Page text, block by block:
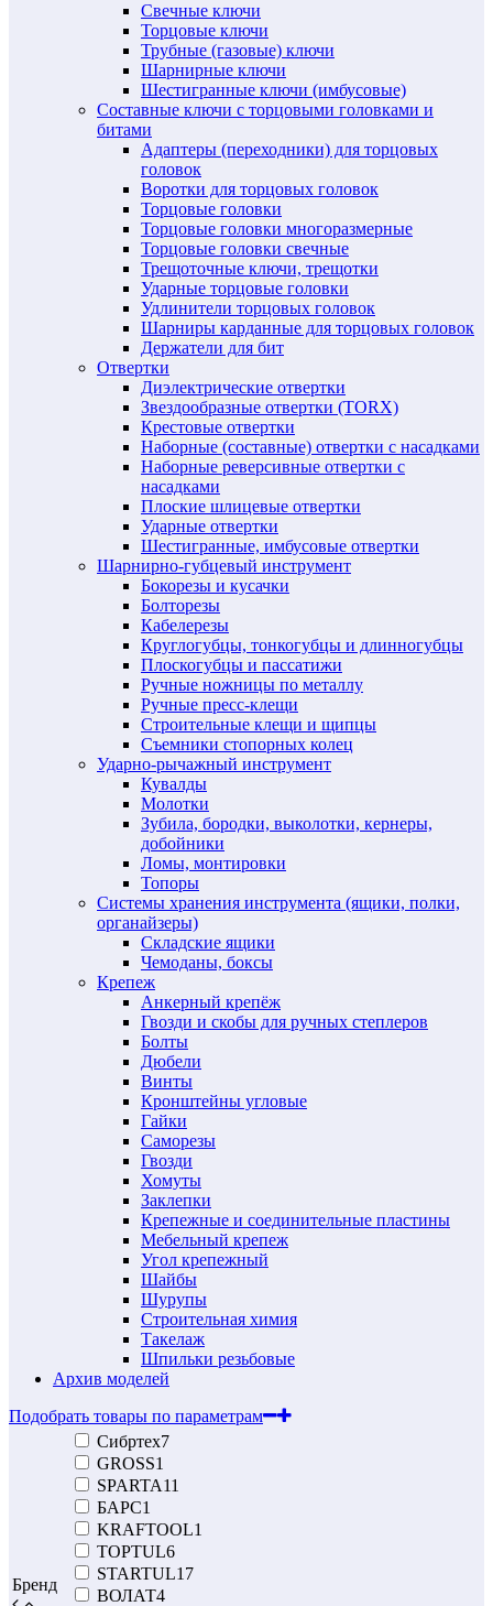
Свечные ключи
Торцовые ключи
Трубные (газовые) ключи
Шарнирные ключи
Шестигранные ключи (имбусовые)
Составные ключи с торцовыми головками и
битами
Адаптеры (переходники) для торцовых
головок
Воротки для торцовых головок
Торцовые головки
Торцовые головки многоразмерные
Торцовые головки свечные
Трещоточные ключи, трещотки
Ударные торцовые головки
Удлинители торцовых головок
Шарниры карданные для торцовых головок
Держатели для бит
Отвертки
Диэлектрические отвертки
Звездообразные отвертки (TORX)
Крестовые отвертки
Наборные (составные) отвертки с насадками
Наборные реверсивные отвертки с
насадками
Плоские шлицевые отвертки
Ударные отвертки
Шестигранные, имбусовые отвертки
Шарнирно-губцевый инструмент
Бокорезы и кусачки
Болторезы
Кабелерезы
Круглогубцы, тонкогубцы и длинногубцы
Плоскогубцы и пассатижи
Ручные ножницы по металлу
Ручные пресс-клещи
Строительные клещи и щипцы
Съемники стопорных колец
Ударно-рычажный инструмент
Кувалды
Молотки
Зубила, бородки, выколотки, кернеры,
добойники
Ломы, монтировки
Топоры
Системы хранения инструмента (ящики, полки,
органайзеры)
Складские ящики
Чемоданы, боксы
Крепеж
Анкерный крепёж
Гвозди и скобы для ручных степлеров
Болты
Дюбели
Винты
Кронштейны угловые
Гайки
Саморезы
Гвозди
Хомуты
Заклепки
Крепежные и соединительные пластины
Мебельный крепеж
Угол крепежный
Шайбы
Шурупы
Строительная химия
Такелаж
Шпильки резьбовые
Архив моделей
Подобрать товары по параметрам
Бренд
Сибртех7
GROSS1
SPARTA11
БАРС1
KRAFTOOL1
TOPTUL6
STARTUL17
ВОЛАТ4